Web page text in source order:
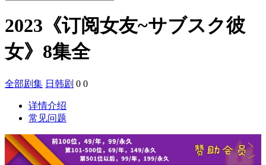
2023《订阅女友~サブスク彼
女》8集全
全部剧集 日韩剧 0 0
详情介绍
常见问题